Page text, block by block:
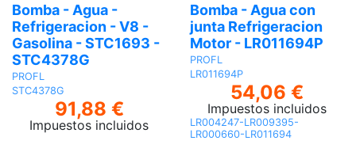
Bomba - Agua -
Refrigeracion - V8 -
Gasolina - STC1693 -
STC4378G
PROFL
STC4378G
91,88 €
Impuestos incluidos
Bomba - Agua con
junta Refrigeracion
Motor - LR011694P
PROFL
LR011694P
54,06 €
Impuestos incluidos
LR004247-LR009395-
LR000660-LR011694